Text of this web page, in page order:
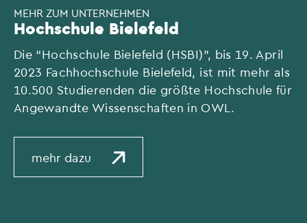
MEHR ZUM UNTERNEHMEN
Hochschule Bielefeld
Die “Hochschule Bielefeld (HSBI)”, bis 19. April
2023 Fachhochschule Bielefeld, ist mit mehr als
10.500 Studierenden die größte Hochschule für
Angewandte Wissenschaften in OWL.
mehr dazu